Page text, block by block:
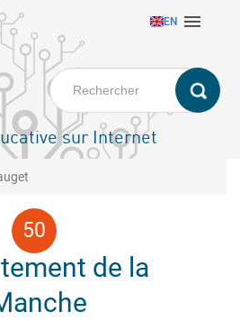
EN 
sur Internet
de la